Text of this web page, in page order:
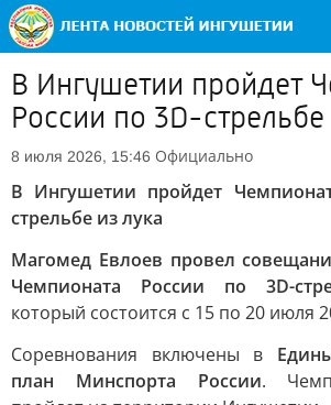
В Ингушетии пройдет
России по 3D-стрельбе
8 июля 2026, 15:46 Официально
В Ингушетии пройдет
стрельбе из лука
Магомед Евлоев провел
Чемпионата России по 3D-
который состоится с 15 по 20 июля
Соревнования включены в
план Минспорта России.